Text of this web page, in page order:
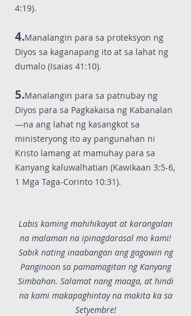
4:19).
4.Manalangin para sa proteksyon ng
Diyos sa kaganapang ito at sa lahat ng
dumalo (Isaias 41:10).
5.Manalangin para sa patnubay ng
Diyos para sa Pagkakaisa ng Kabanalan
—na ang lahat ng kasangkot sa
ministeryong ito ay pangunahan ni
Kristo lamang at mamuhay para sa
Kanyang kaluwalhatian (Kawikaan 3:5-6,
1 Mga Taga-Corinto 10:31).
Labis kaming mahihikayat at karangalan
na malaman na ipinagdarasal mo kami!
Sabik nating inaabangan ang gagawin ng
Panginoon sa pamamagitan ng Kanyang
Simbahan. Salamat nang maaga, at hindi
na kami makapaghintay na makita ka sa
Setyembre!